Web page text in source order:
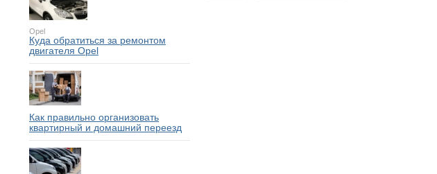
Opel
Куда обратиться за ремонтом
двигателя Opel
Как правильно организовать
квартирный и домашний переезд